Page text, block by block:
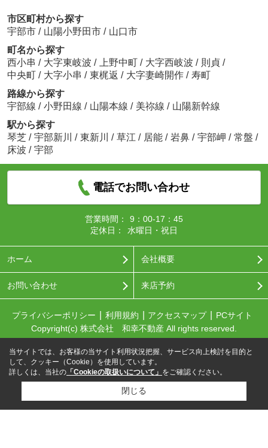
市区町村から探す
宇部市 / 山陽小野田市 / 山口市
町名から探す
西小串 / 大字東岐波 / 上野中町 / 大字西岐波 / 則貞 /
中央町 / 大字小串 / 東梶返 / 大字妻崎開作 / 寿町
路線から探す
宇部線 / 小野田線 / 山陽本線 / 美祢線 / 山陽新幹線
駅から探す
琴芝 / 宇部新川 / 東新川 / 草江 / 居能 / 岩鼻 / 宇部岬 / 常盤 /
床波 / 宇部
電話でお問い合わせ
営業時間：
9：00-17：45
定休日：
水曜日・祝日
ホーム 会社概要
お問い合わせ 来店予約
プライバシーポリシー 利用規約 アクセスマップ
PCサイト
Copyright(c) 株式会社 和幸不動産 All rights reserved.
当サイトでは、お客様の当サイト利用状況把握、サービス向上検討を目的と
して、クッキー（Cookie）を使用しています。
詳しくは、当社の 「Cookieの取扱いについて」 をご確認ください。
閉じる